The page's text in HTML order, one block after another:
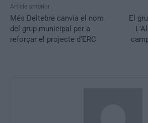
Article anterior
Més Deltebre canvia el nom
del grup municipal per a
reforçar el projecte d’ERC
El